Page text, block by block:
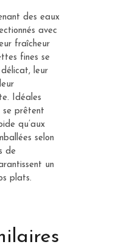
des eaux
avec
fraîcheur
fines se
leur
Idéales
se prêtent
qu’aux
selon
de
un
plats.